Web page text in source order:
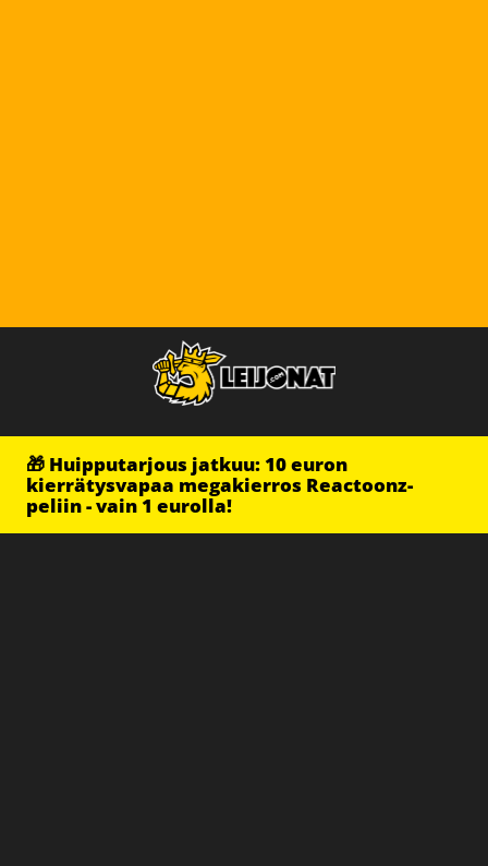
🎁 Huipputarjous jatkuu: 10 euron
kierrätysvapaa megakierros Reactoonz-
peliin - vain 1 eurolla!